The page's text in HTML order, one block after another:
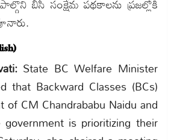
State BC Welfare Minister
that Backward Classes (BCs)
of CM Chandrababu Naidu and
is prioritizing their